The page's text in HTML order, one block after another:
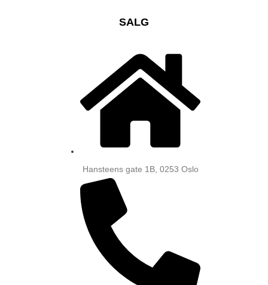
SALG
Hansteens gate 1B, 0253 Oslo